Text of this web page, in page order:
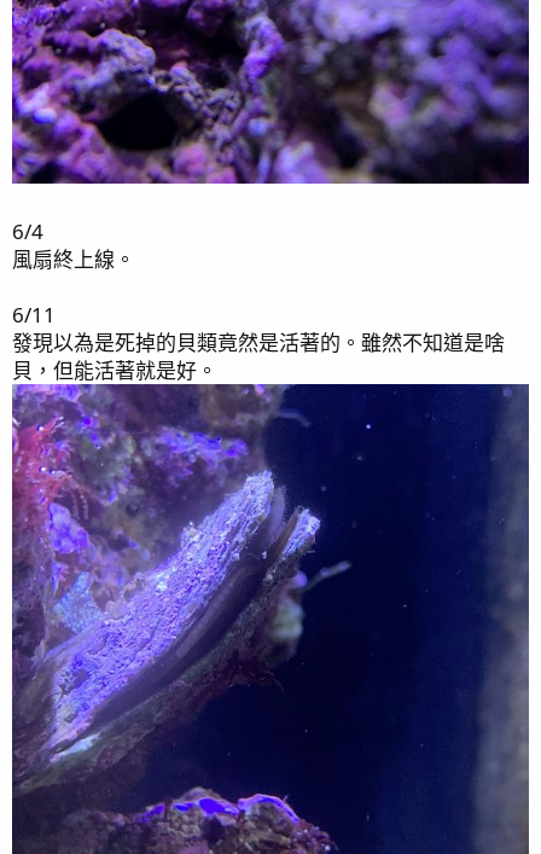
6/4
風扇終上線。
6/11
發現以為是死掉的貝類竟然是活著的。雖然不知道是啥
貝，但能活著就是好。